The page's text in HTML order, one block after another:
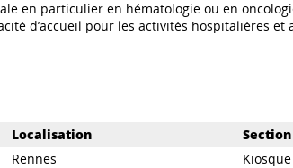
en particulier en hématologie ou en
d’accueil pour les activités hospitalières et
Localisation Section
Rennes Kiosque